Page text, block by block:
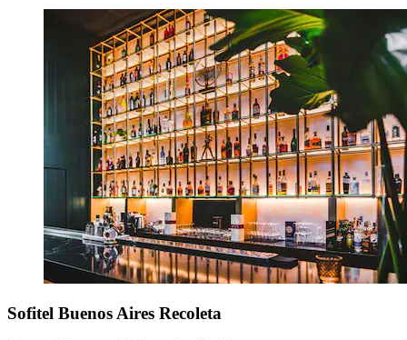
Sofitel Buenos Aires Recoleta